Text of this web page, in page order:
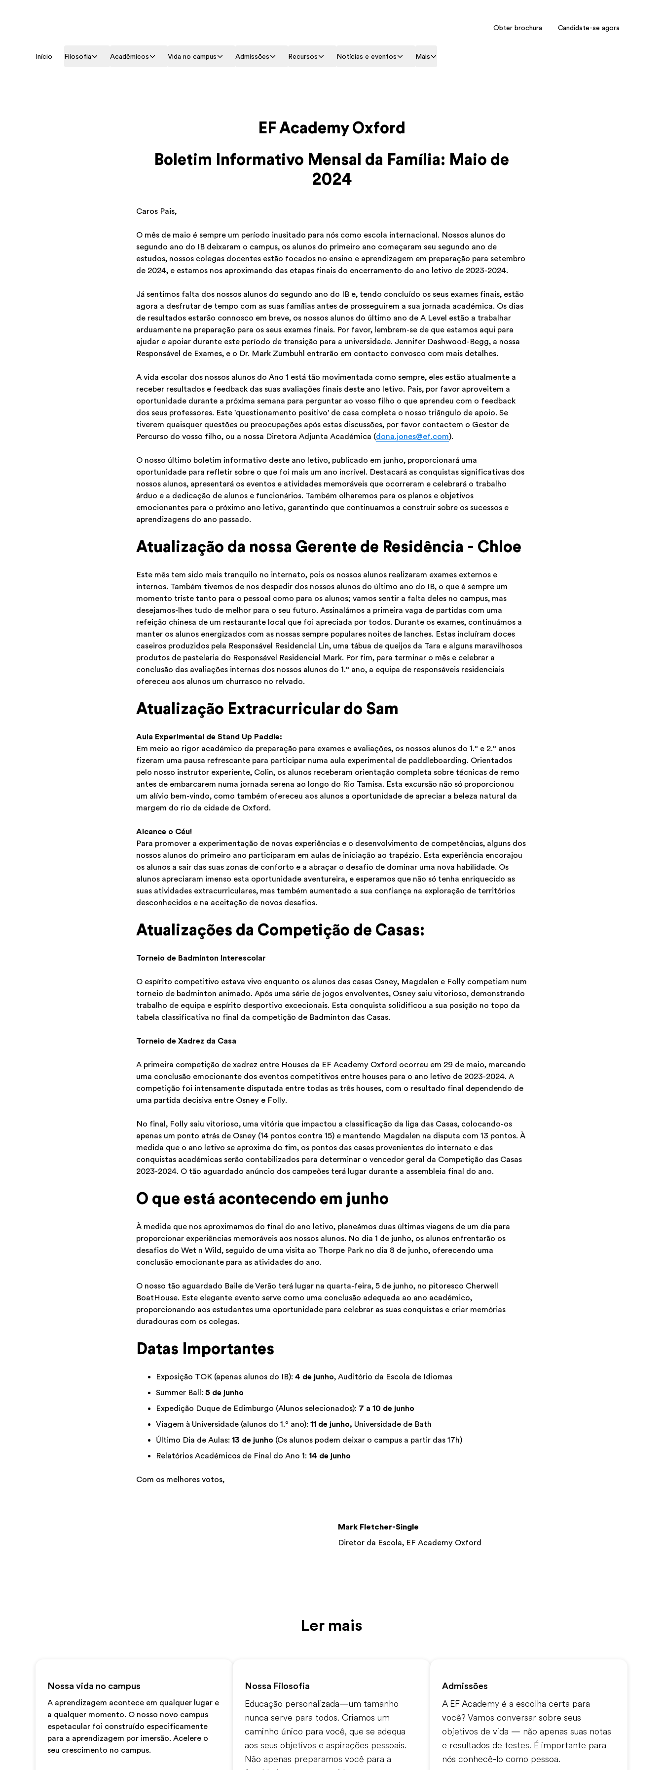
Obter brochura Candidate-se agora
Início Filosofia Acadêmicos Vida no campus Admissões Recursos Notícias e eventos Mais
EF Academy Oxford
Boletim Informativo Mensal da Família: Maio de
2024
Caros Pais,
O mês de maio é sempre um período inusitado para nós como escola internacional. Nossos alunos do
segundo ano do IB deixaram o campus, os alunos do primeiro ano começaram seu segundo ano de
estudos, nossos colegas docentes estão focados no ensino e aprendizagem em preparação para setembro
de 2024, e estamos nos aproximando das etapas finais do encerramento do ano letivo de 2023-2024.
Já sentimos falta dos nossos alunos do segundo ano do IB e, tendo concluído os seus exames finais, estão
agora a desfrutar de tempo com as suas famílias antes de prosseguirem a sua jornada académica. Os dias
de resultados estarão connosco em breve, os nossos alunos do último ano de A Level estão a trabalhar
arduamente na preparação para os seus exames finais. Por favor, lembrem-se de que estamos aqui para
ajudar e apoiar durante este período de transição para a universidade. Jennifer Dashwood-Begg, a nossa
Responsável de Exames, e o Dr. Mark Zumbuhl entrarão em contacto convosco com mais detalhes.
A vida escolar dos nossos alunos do Ano 1 está tão movimentada como sempre, eles estão atualmente a
receber resultados e feedback das suas avaliações finais deste ano letivo. Pais, por favor aproveitem a
oportunidade durante a próxima semana para perguntar ao vosso filho o que aprendeu com o feedback
dos seus professores. Este 'questionamento positivo' de casa completa o nosso triângulo de apoio. Se
tiverem quaisquer questões ou preocupações após estas discussões, por favor contactem o Gestor de
Percurso do vosso filho, ou a nossa Diretora Adjunta Académica (dona.jones@ef.com).
O nosso último boletim informativo deste ano letivo, publicado em junho, proporcionará uma
oportunidade para refletir sobre o que foi mais um ano incrível. Destacará as conquistas significativas dos
nossos alunos, apresentará os eventos e atividades memoráveis que ocorreram e celebrará o trabalho
árduo e a dedicação de alunos e funcionários. Também olharemos para os planos e objetivos
emocionantes para o próximo ano letivo, garantindo que continuamos a construir sobre os sucessos e
aprendizagens do ano passado.
Atualização da nossa Gerente de Residência - Chloe
Este mês tem sido mais tranquilo no internato, pois os nossos alunos realizaram exames externos e
internos. Também tivemos de nos despedir dos nossos alunos do último ano do IB, o que é sempre um
momento triste tanto para o pessoal como para os alunos; vamos sentir a falta deles no campus, mas
desejamos-lhes tudo de melhor para o seu futuro. Assinalámos a primeira vaga de partidas com uma
refeição chinesa de um restaurante local que foi apreciada por todos. Durante os exames, continuámos a
manter os alunos energizados com as nossas sempre populares noites de lanches. Estas incluíram doces
caseiros produzidos pela Responsável Residencial Lin, uma tábua de queijos da Tara e alguns maravilhosos
produtos de pastelaria do Responsável Residencial Mark. Por fim, para terminar o mês e celebrar a
conclusão das avaliações internas dos nossos alunos do 1.º ano, a equipa de responsáveis residenciais
ofereceu aos alunos um churrasco no relvado.
Atualização Extracurricular do Sam
Aula Experimental de Stand Up Paddle:
Em meio ao rigor académico da preparação para exames e avaliações, os nossos alunos do 1.º e 2.º anos
fizeram uma pausa refrescante para participar numa aula experimental de paddleboarding. Orientados
pelo nosso instrutor experiente, Colin, os alunos receberam orientação completa sobre técnicas de remo
antes de embarcarem numa jornada serena ao longo do Rio Tamisa. Esta excursão não só proporcionou
um alívio bem-vindo, como também ofereceu aos alunos a oportunidade de apreciar a beleza natural da
margem do rio da cidade de Oxford.
Alcance o Céu!
Para promover a experimentação de novas experiências e o desenvolvimento de competências, alguns dos
nossos alunos do primeiro ano participaram em aulas de iniciação ao trapézio. Esta experiência encorajou
os alunos a sair das suas zonas de conforto e a abraçar o desafio de dominar uma nova habilidade. Os
alunos apreciaram imenso esta oportunidade aventureira, e esperamos que não só tenha enriquecido as
suas atividades extracurriculares, mas também aumentado a sua confiança na exploração de territórios
desconhecidos e na aceitação de novos desafios.
Atualizações da Competição de Casas:
Torneio de Badminton Interescolar
O espírito competitivo estava vivo enquanto os alunos das casas Osney, Magdalen e Folly competiam num
torneio de badminton animado. Após uma série de jogos envolventes, Osney saiu vitorioso, demonstrando
trabalho de equipa e espírito desportivo excecionais. Esta conquista solidificou a sua posição no topo da
tabela classificativa no final da competição de Badminton das Casas.
Torneio de Xadrez da Casa
A primeira competição de xadrez entre Houses da EF Academy Oxford ocorreu em 29 de maio, marcando
uma conclusão emocionante dos eventos competitivos entre houses para o ano letivo de 2023-2024. A
competição foi intensamente disputada entre todas as três houses, com o resultado final dependendo de
uma partida decisiva entre Osney e Folly.
No final, Folly saiu vitorioso, uma vitória que impactou a classificação da liga das Casas, colocando-os
apenas um ponto atrás de Osney (14 pontos contra 15) e mantendo Magdalen na disputa com 13 pontos. À
medida que o ano letivo se aproxima do fim, os pontos das casas provenientes do internato e das
conquistas académicas serão contabilizados para determinar o vencedor geral da Competição das Casas
2023-2024. O tão aguardado anúncio dos campeões terá lugar durante a assembleia final do ano.
O que está acontecendo em junho
À medida que nos aproximamos do final do ano letivo, planeámos duas últimas viagens de um dia para
proporcionar experiências memoráveis aos nossos alunos. No dia 1 de junho, os alunos enfrentarão os
desafios do Wet n Wild, seguido de uma visita ao Thorpe Park no dia 8 de junho, oferecendo uma
conclusão emocionante para as atividades do ano.
O nosso tão aguardado Baile de Verão terá lugar na quarta-feira, 5 de junho, no pitoresco Cherwell
BoatHouse. Este elegante evento serve como uma conclusão adequada ao ano académico,
proporcionando aos estudantes uma oportunidade para celebrar as suas conquistas e criar memórias
duradouras com os colegas.
Datas Importantes
Exposição TOK (apenas alunos do IB): 4 de junho, Auditório da Escola de Idiomas
Summer Ball: 5 de junho
Expedição Duque de Edimburgo (Alunos selecionados): 7 a 10 de junho
Viagem à Universidade (alunos do 1.º ano): 11 de junho, Universidade de Bath
Último Dia de Aulas: 13 de junho (Os alunos podem deixar o campus a partir das 17h)
Relatórios Académicos de Final do Ano 1: 14 de junho
Com os melhores votos,
Mark Fletcher-Single
Diretor da Escola, EF Academy Oxford
Ler mais
Nossa vida no campus
A aprendizagem acontece em qualquer lugar e
a qualquer momento. O nosso novo campus
espetacular foi construído especificamente
para a aprendizagem por imersão. Acelere o
seu crescimento no campus.
Nossa Filosofia
Educação personalizada—um tamanho
nunca serve para todos. Criamos um
caminho único para você, que se adequa
aos seus objetivos e aspirações pessoais.
Não apenas preparamos você para a
Admissões
A EF Academy é a escolha certa para
você? Vamos conversar sobre seus
objetivos de vida — não apenas suas notas
e resultados de testes. É importante para
nós conhecê-lo como pessoa.